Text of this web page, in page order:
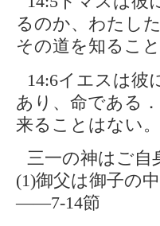
るのか、わたし
その道を知るこ
14:6イエスは彼
あり、命である
来ることはない。
三一の神はご
(1)御父は御子の
――7-14節